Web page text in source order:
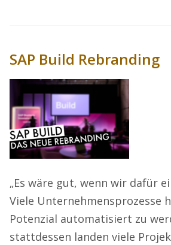
SAP Build Rebranding
„Es wäre gut, wenn wir dafür
Viele Unternehmensprozesse
Potenzial automatisiert zu
stattdessen landen viele